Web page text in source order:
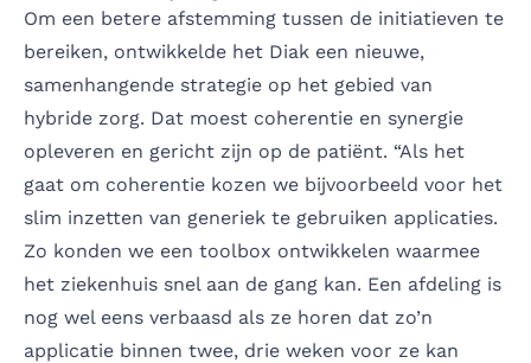
Om een betere afstemming tussen de initiatieven te
bereiken, ontwikkelde het Diak een nieuwe,
samenhangende strategie op het gebied van
hybride zorg. Dat moest coherentie en synergie
opleveren en gericht zijn op de patiënt. “Als het
gaat om coherentie kozen we bijvoorbeeld voor het
slim inzetten van generiek te gebruiken applicaties.
Zo konden we een toolbox ontwikkelen waarmee
het ziekenhuis snel aan de gang kan. Een afdeling is
nog wel eens verbaasd als ze horen dat zo’n
applicatie binnen twee, drie weken voor ze kan